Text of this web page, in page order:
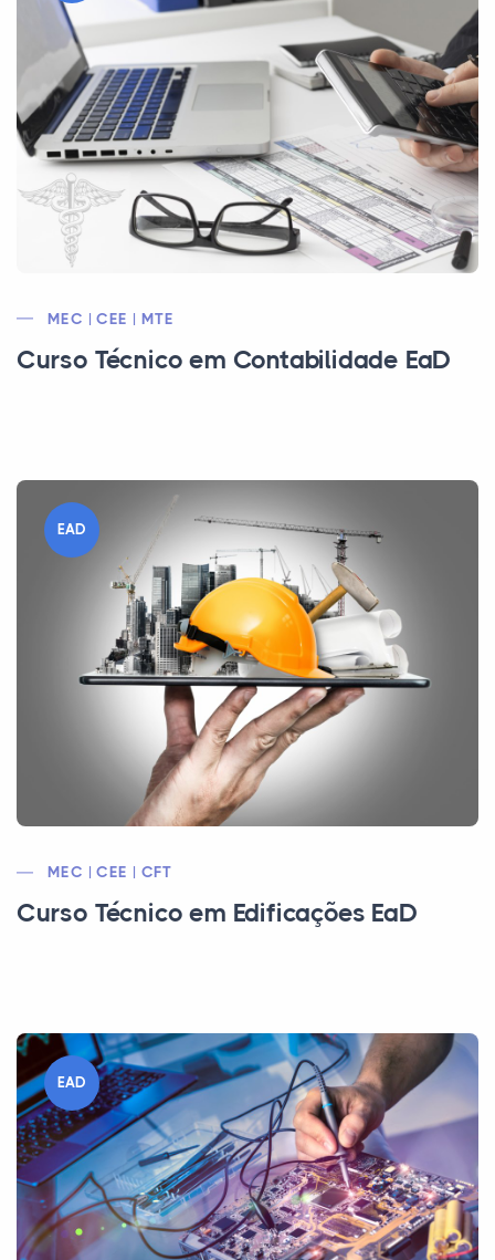
MEC | CEE | MTE
Curso Técnico em Contabilidade EaD
EAD
MEC | CEE | CFT
Curso Técnico em Edificações EaD
EAD